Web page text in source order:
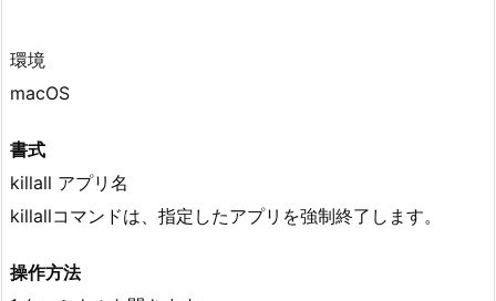
環境
macOS
書式
killall アプリ名
killallコマンドは、指定したアプリを強制終了します。
操作方法